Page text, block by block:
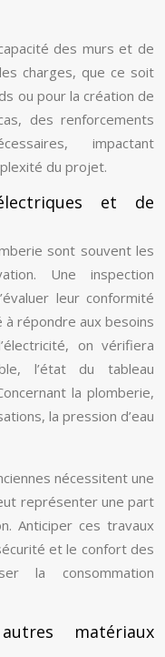
des murs et de
charges, que ce soit
ou pour la création de
des renforcements
impactant
du projet.
et de
sont souvent les
Une inspection
leur conformité
à répondre aux besoins
on vérifiera
l’état du tableau
la plomberie,
la pression d’eau
nécessitent une
représenter une part
Anticiper ces travaux
et le confort des
la consommation
matériaux